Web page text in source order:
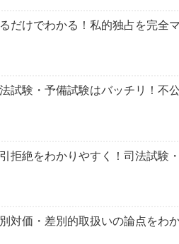
だけでわかる！私的独占を完全
試験・予備試験はバッチリ！不
拒絶をわかりやすく！司法試験
対価・差別的取扱いの論点をわ